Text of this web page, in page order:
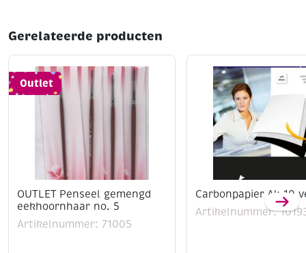
Gerelateerde producten
Outlet
OUTLET Penseel gemengd
eekhoornhaar no. 5
Artikelnummer: 71005
Carbonpapier A4 10
Artikelnummer: